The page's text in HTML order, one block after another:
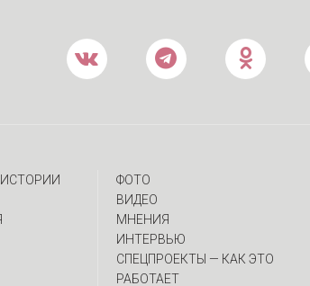
ФОТО
ВИДЕО
МНЕНИЯ
ИНТЕРВЬЮ
CПЕЦПРОЕКТЫ — КАК ЭТО
РАБОТАЕТ